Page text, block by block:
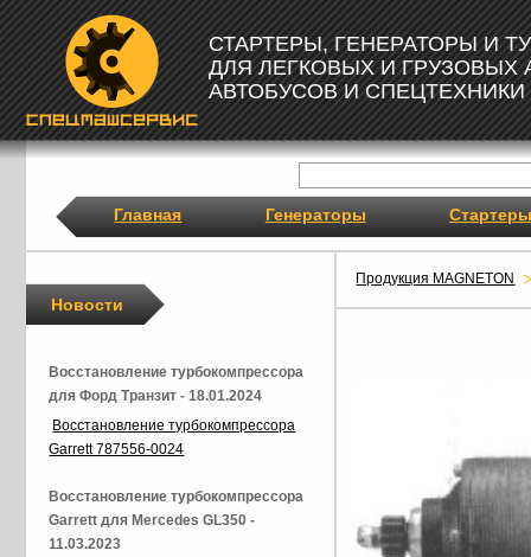
СТАРТЕРЫ, ГЕНЕРАТОРЫ И
ДЛЯ ЛЕГКОВЫХ И ГРУЗОВЫХ
АВТОБУСОВ И СПЕЦТЕХНИКИ
Главная Генераторы Стартеры
Продукция MAGNETON
Новости
Восстановление турбокомпрессора
для Форд Транзит - 18.01.2024
Восстановление турбокомпрессора
Garrett 787556-0024
Восстановление турбокомпрессора
Garrett для Mercedes GL350 -
11.03.2023